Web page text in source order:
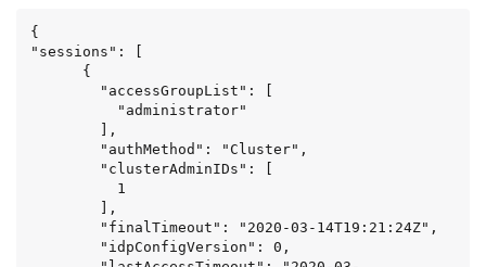
{
"sessions": [